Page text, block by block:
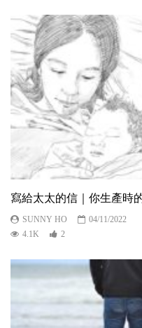
寫給太太的信｜你生產時
SUNNY HO
04/11/2022
4.1K
2